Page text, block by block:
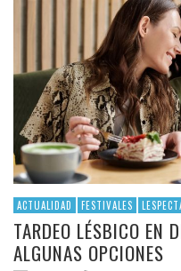
ACTUALIDAD FESTIVALES
TARDEO LÉSBICO EN
ALGUNAS OPCIONES